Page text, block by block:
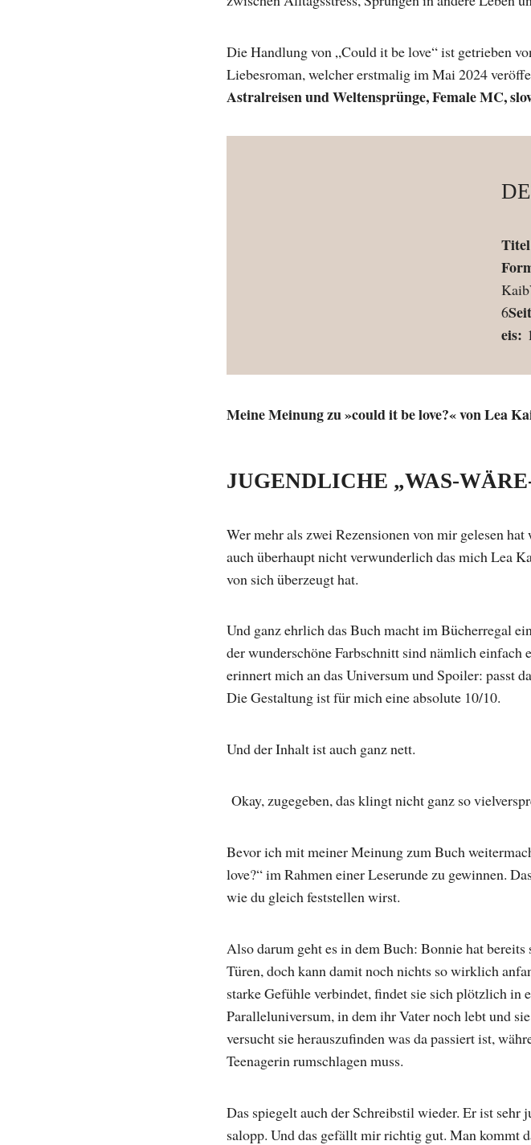
Die Handlung von „Could it be love“ ist getrieben
Liebesroman, welcher erstmalig im Mai 2024
Astralreisen und Weltensprünge, Female MC,
Kaib
6
eis:
Meine Meinung zu »could it be love?« von Lea
JUGENDLICHE „WAS-
Wer mehr als zwei Rezensionen von mir gelesen
auch überhaupt nicht verwunderlich das mich Lea
von sich überzeugt hat.
Und ganz ehrlich das Buch macht im Bücherregal
der wunderschöne Farbschnitt sind nämlich
erinnert mich an das Universum und Spoiler: passt
Die Gestaltung ist für mich eine absolute 10/10.
Und der Inhalt ist auch ganz nett.
Okay, zugegeben, das klingt nicht ganz so
Bevor ich mit meiner Meinung zum Buch
love?“ im Rahmen einer Leserunde zu gewinnen.
wie du gleich feststellen wirst.
Also darum geht es in dem Buch: Bonnie hat
Türen, doch kann damit noch nichts so wirklich
starke Gefühle verbindet, findet sie sich plötzlich in
Paralleluniversum, in dem ihr Vater noch lebt und
versucht sie herauszufinden was da passiert ist,
Teenagerin rumschlagen muss.
Das spiegelt auch der Schreibstil wieder. Er ist sehr
salopp. Und das gefällt mir richtig gut. Man kommt